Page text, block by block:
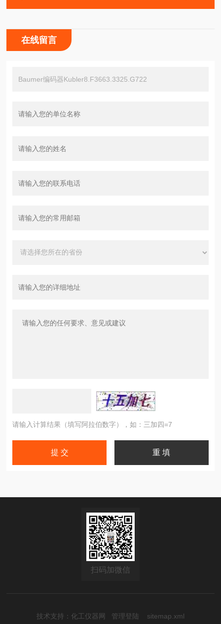
在线留言
请输入计算结果（填写阿拉伯数字），如：三加四=7
扫码加微信
技术支持： 化工仪器网 管理登陆 sitemap.xml